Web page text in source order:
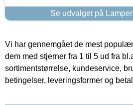
Se udvalget på
Vi har gennemgået de mest
dem med stjerner fra 1 til 5 ud fra
sortimentstørrelse, kundeservice,
betingelser, leveringsformer og